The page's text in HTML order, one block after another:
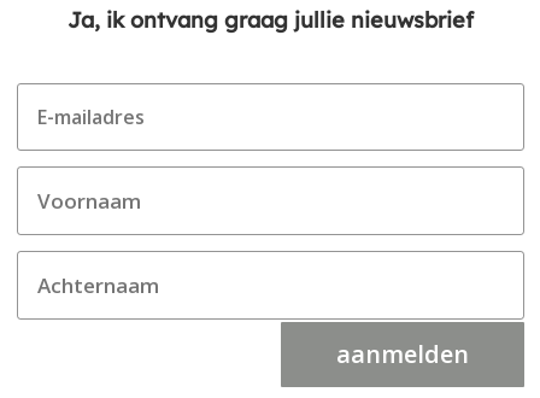
Ja, ik ontvang graag jullie nieuwsbrief
aanmelden